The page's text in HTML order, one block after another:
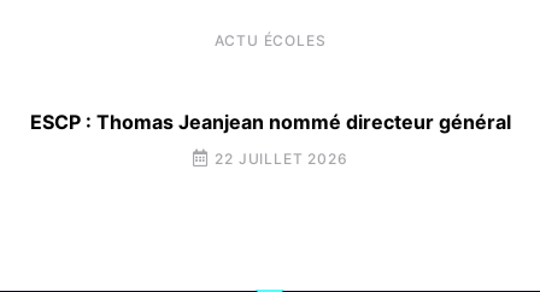
ACTU ÉCOLES
ESCP : Thomas Jeanjean nommé directeur général
22 JUILLET 2026